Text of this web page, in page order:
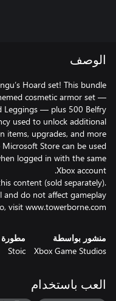
الوصف
Hoard set! This bundle
cosmetic armor set —
Leggings — plus 500 Belfry
used to unlock additional
Store can be used
logged in with the same
content (sold separately).
visit www.towerborne.com
منشور بواسطة
Xbox Game Studios
Stoic
العب باستخدام